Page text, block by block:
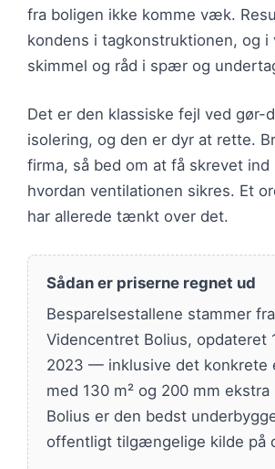
fra boligen ikke komme væk.
kondens i tagkonstruktionen, og
skimmel og råd i spær og
Det er den klassiske fejl ved gør-
isolering, og den er dyr at rette.
firma, så bed om at få skrevet ind
hvordan ventilationen sikres. Et
har allerede tænkt over det.
Sådan er priserne regnet ud
Besparelsestallene stammer fra
Videncentret Bolius, opdateret
2023 — inklusive det konkrete
med 130 m² og 200 mm ekstra
Bolius er den bedst
offentligt tilgængelige kilde på